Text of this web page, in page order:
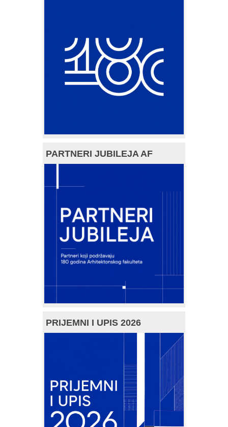
PARTNERI JUBILEJA AF
PRIJEMNI I UPIS 2026